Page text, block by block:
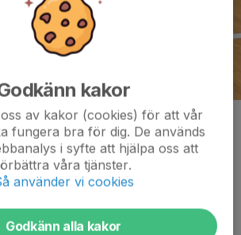
kakor
av kakor (cookies) för att vår
fungera bra för dig. De används
i syfte att hjälpa oss att
våra tjänster.
använder vi cookies
Godkänn alla kakor